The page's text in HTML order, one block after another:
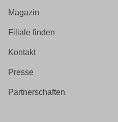
Magazin
Filiale finden
Kontakt
Presse
Partnerschaften